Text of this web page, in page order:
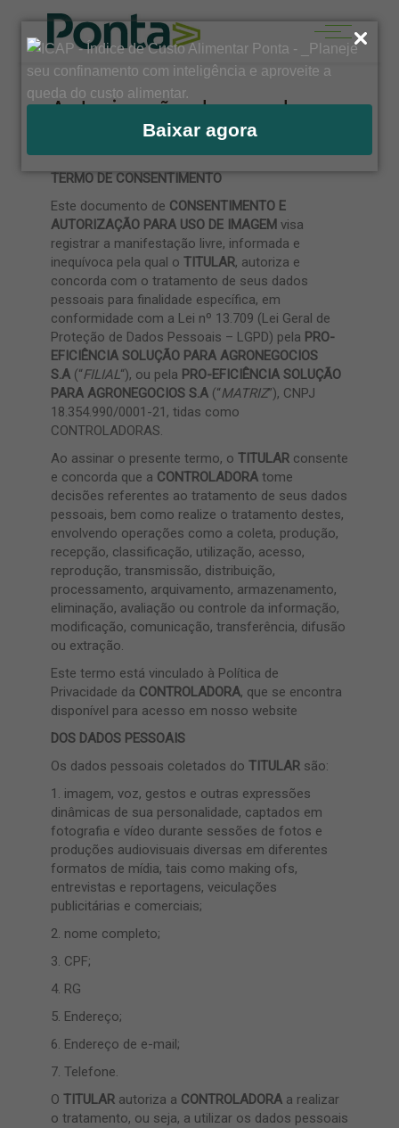
Baixar agora
Autorização de uso de
imagem
TERMO DE CONSENTIMENTO
Este documento de CONSENTIMENTO E
AUTORIZAÇÃO PARA USO DE IMAGEM visa
registrar a manifestação livre, informada e
inequívoca pela qual o TITULAR, autoriza e
concorda com o tratamento de seus dados
pessoais para finalidade específica, em
conformidade com a Lei nº 13.709 (Lei Geral de
Proteção de Dados Pessoais – LGPD) pela PRO-
EFICIÊNCIA SOLUÇÃO PARA AGRONEGOCIOS
S.A(“FILIAL“), ou pela PRO-EFICIÊNCIA SOLUÇÃO
PARA AGRONEGOCIOS S.A(“MATRIZ”), CNPJ
18.354.990/0001-21, tidas como
CONTROLADORAS.
Ao assinar o presente termo, o TITULARconsente
e concorda que a CONTROLADORAtome
decisões referentes ao tratamento de seus dados
pessoais, bem como realize o tratamento destes,
envolvendo operações como a coleta, produção,
recepção, classificação, utilização, acesso,
reprodução, transmissão, distribuição,
processamento, arquivamento, armazenamento,
eliminação, avaliação ou controle da informação,
modificação, comunicação, transferência, difusão
ou extração.
Este termo está vinculado à Política de
Privacidade da CONTROLADORA, que se encontra
disponível para acesso em nosso website
DOS DADOS PESSOAIS
Os dados pessoais coletados do TITULARsão:
1. imagem, voz, gestos e outras expressões
dinâmicas de sua personalidade, captados em
fotografia e vídeo durante sessões de fotos e
produções audiovisuais diversas em diferentes
formatos de mídia, tais como making ofs,
entrevistas e reportagens, veiculações
publicitárias e comerciais;
2. nome completo;
3. CPF;
4. RG
5. Endereço;
6. Endereço de e-mail;
7. Telefone.
O TITULARautoriza a CONTROLADORAa realizar
o tratamento, ou seja, a utilizar os dados pessoais